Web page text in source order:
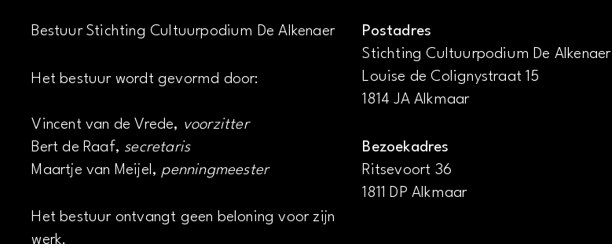
Bestuur Stichting Cultuurpodium De Alkenaer
Het bestuur wordt gevormd door:
Vincent van de Vrede, voorzitter
Bert de Raaf, secretaris
Maartje van Meijel, penningmeester
Het bestuur ontvangt geen beloning voor zijn
werk.
Postadres
Stichting Cultuurpodium De Alkenaer
Louise de Colignystraat 15
1814 JA Alkmaar
Bezoekadres
Ritsevoort 36
1811 DP Alkmaar